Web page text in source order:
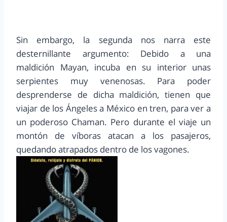
Sin embargo, la segunda nos narra este
desternillante argumento: Debido a una
maldición Mayan, incuba en su interior unas
serpientes muy venenosas. Para poder
desprenderse de dicha maldición, tienen que
viajar de los Ángeles a México en tren, para ver a
un poderoso Chaman. Pero durante el viaje un
montón de víboras atacan a los pasajeros,
quedando atrapados dentro de los vagones.